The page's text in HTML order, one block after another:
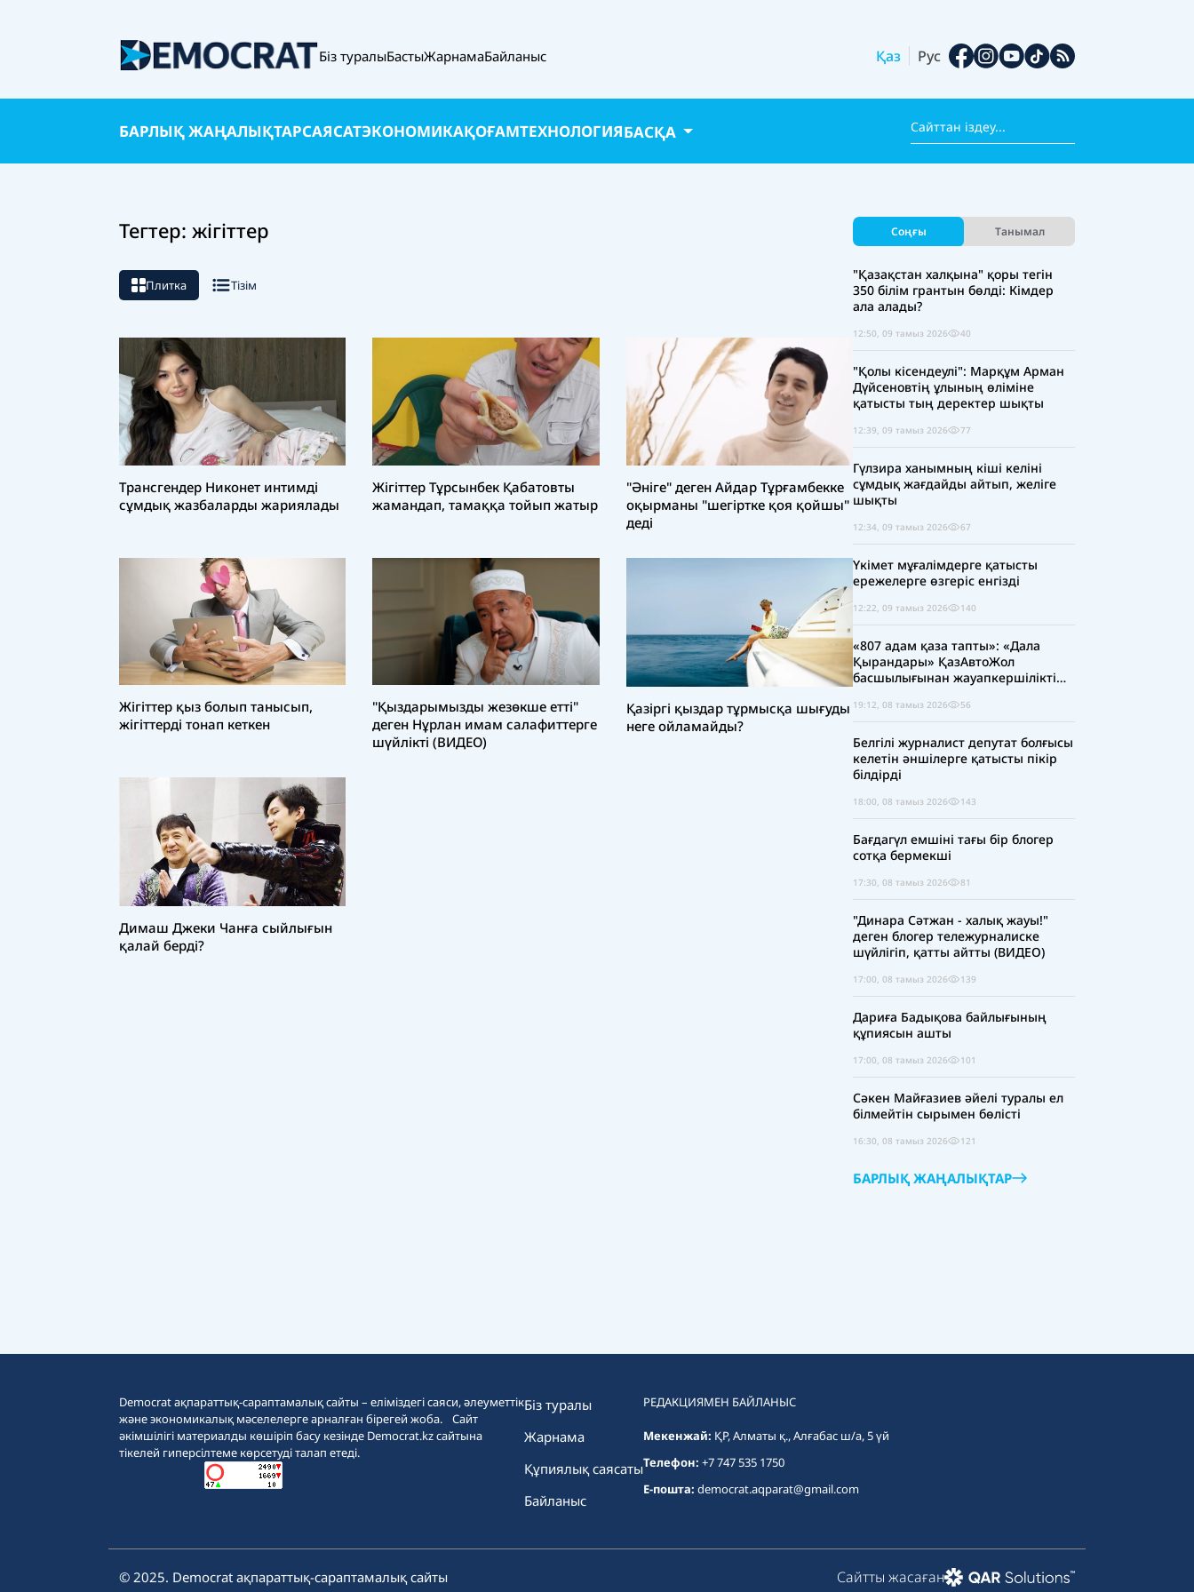
Біз туралыБастыЖарнамаБайланыс Қаз Рус
БАРЛЫҚ ЖАҢАЛЫҚТАРСАЯСАТЭКОНОМИКАҚОҒАМТЕХНОЛОГИЯБАСҚА
Тегтер: жігіттер
Плитка Тізім
Трансгендер Никонет интимді
сұмдық жазбаларды жариялады
Жігіттер Тұрсынбек Қабатовты
жамандап, тамаққа тойып жатыр
"Әніге" деген Айдар Тұрғамбекке
оқырманы "шегіртке қоя қойшы"
деді
Жігіттер қыз болып танысып,
жігіттерді тонап кеткен
"Қыздарымызды жезөкше етті"
деген Нұрлан имам салафиттерге
шүйлікті (ВИДЕО)
Қазіргі қыздар тұрмысқа шығуды
неге ойламайды?
Димаш Джеки Чанға сыйлығын
қалай берді?
Соңғы Танымал
"Қазақстан халқына" қоры тегін
350 білім грантын бөлді: Кімдер
ала алады?
12:50, 09 тамыз 2026 40
"Қолы кісендеулі": Марқұм Арман
Дүйсеновтің ұлының өліміне
қатысты тың деректер шықты
12:39, 09 тамыз 2026 77
Гүлзира ханымның кіші келіні
сұмдық жағдайды айтып, желіге
шықты
12:34, 09 тамыз 2026 67
Үкімет мұғалімдерге қатысты
ережелерге өзгеріс енгізді
12:22, 09 тамыз 2026 140
«807 адам қаза тапты»: «Дала
Қырандары» ҚазАвтоЖол
басшылығынан жауапкершілікті
19:12, 08 тамыз 2026 56
Белгілі журналист депутат болғысы
келетін әншілерге қатысты пікір
білдірді
18:00, 08 тамыз 2026 143
Бағдагүл емшіні тағы бір блогер
сотқа бермекші
17:30, 08 тамыз 2026 81
"Динара Сәтжан - халық жауы!"
деген блогер тележурналиске
шүйлігіп, қатты айтты (ВИДЕО)
17:00, 08 тамыз 2026 139
Дариға Бадықова байлығының
құпиясын ашты
17:00, 08 тамыз 2026 101
Сәкен Майғазиев әйелі туралы ел
білмейтін сырымен бөлісті
16:30, 08 тамыз 2026 121
БАРЛЫҚ ЖАҢАЛЫҚТАР
Democrat ақпараттық-сараптамалық сайты – еліміздегі саяси, әлеуметтік
және экономикалық мәселелерге арналған бірегей жоба. Сайт
әкімшілігі материалды көшіріп басу кезінде Democrat.kz сайтына
тікелей гиперсілтеме көрсетуді талап етеді.
Біз туралы
Жарнама
Құпиялық саясаты
Байланыс
РЕДАКЦИЯМЕН БАЙЛАНЫС
Мекенжай: ҚР, Алматы қ., Алғабас ш/а, 5 үй
Телефон: +7 747 535 1750
E-пошта: democrat.aqparat@gmail.com
© 2025. Democrat ақпараттық-сараптамалық сайты Сайтты жасаған